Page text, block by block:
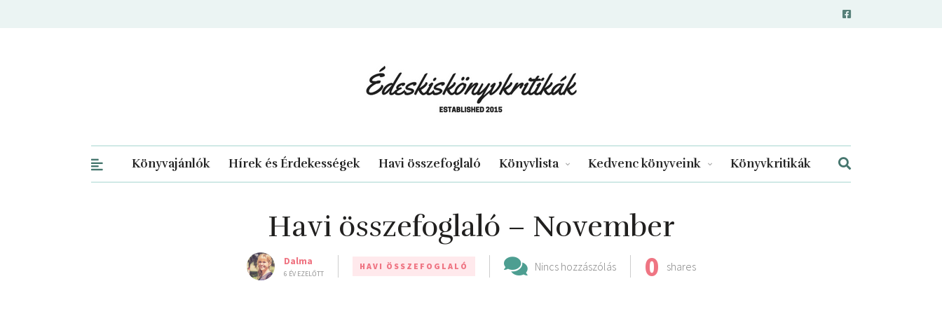
Könyvajánlók Hírek és Érdekességek Havi összefoglaló Könyvlista Kedvenc könyveink Könyvkritikák
Havi összefoglaló – November
Dalma
6 ÉV EZELŐTT
HAVI ÖSSZEFOGLALÓ Nincs hozzászólás 0 shares